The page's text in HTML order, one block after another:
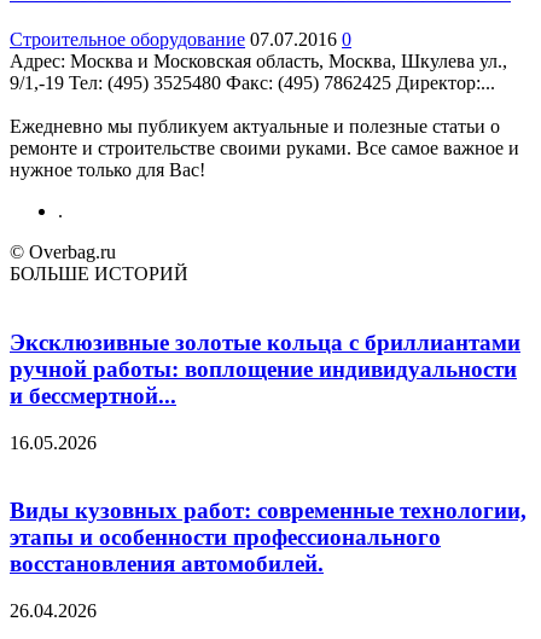
Строительное оборудование 07.07.2016 0
Адрес: Москва и Московская область, Москва, Шкулева ул.,
9/1,-19 Teл: (495) 3525480 Факс: (495) 7862425 Директор:...
Ежедневно мы публикуем актуальные и полезные статьи о
ремонте и строительстве своими руками. Все самое важное и
нужное только для Вас!
.
© Overbag.ru
БОЛЬШЕ ИСТОРИЙ
Эксклюзивные золотые кольца с бриллиантами
ручной работы: воплощение индивидуальности
и бессмертной...
16.05.2026
Виды кузовных работ: современные технологии,
этапы и особенности профессионального
восстановления автомобилей.
26.04.2026